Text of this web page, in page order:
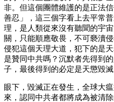
非。但這個團體維護的是正法
善忍」，這三個字看上去平常
理，是人類從來沒有聽聞的宇
關，只能順應敬畏，不可褻瀆
侵犯這個天理大道，犯下的是
是贊同中共嗎？沉默者先得到
子，最後得到的必定是天懲毀
眼下，毀滅正在發生，全球大
來，認同中共者都將成為被清